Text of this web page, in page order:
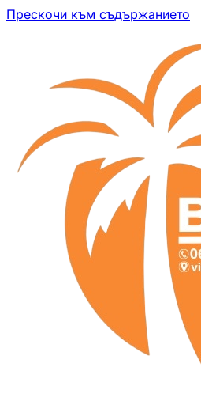
Прескочи към съдържанието